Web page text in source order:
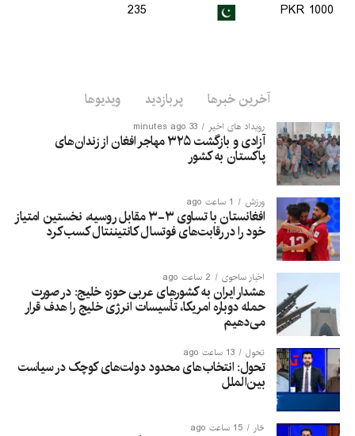
1000 PKR
235
آخرین خبرها پربازدید ویدیوها
رویداد های اخیر 33 minutes ago
آزادی و بازگشت ۳۲۵ مهاجر افغان از زندان‌های
پاکستان به کشور
ورزش 1 ساعت ago
افغانستان با تساوی ۳-۳ مقابل روسیه، نخستین امتیاز
خود را در رقابت‌های فوتسال کانتیننتال کسب کرد
اخبار ساحوی 2 ساعت ago
هشدار ایران به کشورهای عربی حوزه خلیج: در صورت
حمله دوباره امریکا، تأسیسات انرژی خلیج را هدف قرار
می‌دهیم
تحول 13 ساعت ago
تحول: انتخاب‌های محدود دولت‌های کوچک در سیاست
بین‌الملل
څار 15 ساعت ago